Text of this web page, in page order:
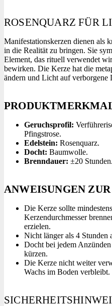
ROSENQUARZ FÜR
Manifestationskerzen dienen als
in die Realität zu bringen. Sie
Element, das rituell verwendet
bewirken. Die Kerze hat die
ändern und Licht auf verborgene
Geruchsprofil:
Pfingstrose.
Edelstein: Rosenquarz.
Docht: Baumwolle.
Brenndauer: ±20 Stunden.
ANWEISUNGEN
Die Kerze sollte
Kerzendurchmesser
erzielen.
Nicht länger als 4 Stunden
Docht bei jedem
kürzen.
Die Kerze nicht weiter
Wachs im Boden verbleibt.